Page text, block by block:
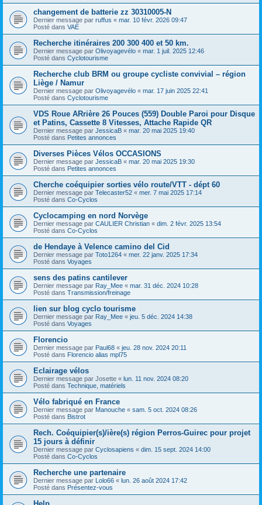
changement de batterie zz 30310005-N
Dernier message par ruffus « mar. 10 févr. 2026 09:47
Posté dans VAE
Recherche itinéraires 200 300 400 et 50 km.
Dernier message par Olivoyagevélo « mar. 1 juil. 2025 12:46
Posté dans Cyclotourisme
Recherche club BRM ou groupe cycliste convivial – région
Liège / Namur
Dernier message par Olivoyagevélo « mar. 17 juin 2025 22:41
Posté dans Cyclotourisme
VDS Roue ARrière 26 Pouces (559) Double Paroi pour Disque
et Patins, Cassette 8 Vitesses, Attache Rapide QR
Dernier message par JessicaB « mar. 20 mai 2025 19:40
Posté dans Petites annonces
Diverses Pièces Vélos OCCASIONS
Dernier message par JessicaB « mar. 20 mai 2025 19:30
Posté dans Petites annonces
Cherche coéquipier sorties vélo route/VTT - dépt 60
Dernier message par Telecaster52 « mer. 7 mai 2025 17:14
Posté dans Co-Cyclos
Cyclocamping en nord Norvège
Dernier message par CAULIER Christian « dim. 2 févr. 2025 13:54
Posté dans Co-Cyclos
de Hendaye à Velence camino del Cid
Dernier message par Toto1264 « mer. 22 janv. 2025 17:34
Posté dans Voyages
sens des patins cantilever
Dernier message par Ray_Mee « mar. 31 déc. 2024 10:28
Posté dans Transmission/freinage
lien sur blog cyclo tourisme
Dernier message par Ray_Mee « jeu. 5 déc. 2024 14:38
Posté dans Voyages
Florencio
Dernier message par Paul68 « jeu. 28 nov. 2024 20:11
Posté dans Florencio alias mpl75
Eclairage vélos
Dernier message par Josette « lun. 11 nov. 2024 08:20
Posté dans Technique, matériels
Vélo fabriqué en France
Dernier message par Manouche « sam. 5 oct. 2024 08:26
Posté dans Bistrot
Rech. Coéquipier(s)/ière(s) région Perros-Guirec pour projet
15 jours à définir
Dernier message par Cyclosapiens « dim. 15 sept. 2024 14:00
Posté dans Co-Cyclos
Recherche une partenaire
Dernier message par Lolo66 « lun. 26 août 2024 17:42
Posté dans Présentez-vous
Help